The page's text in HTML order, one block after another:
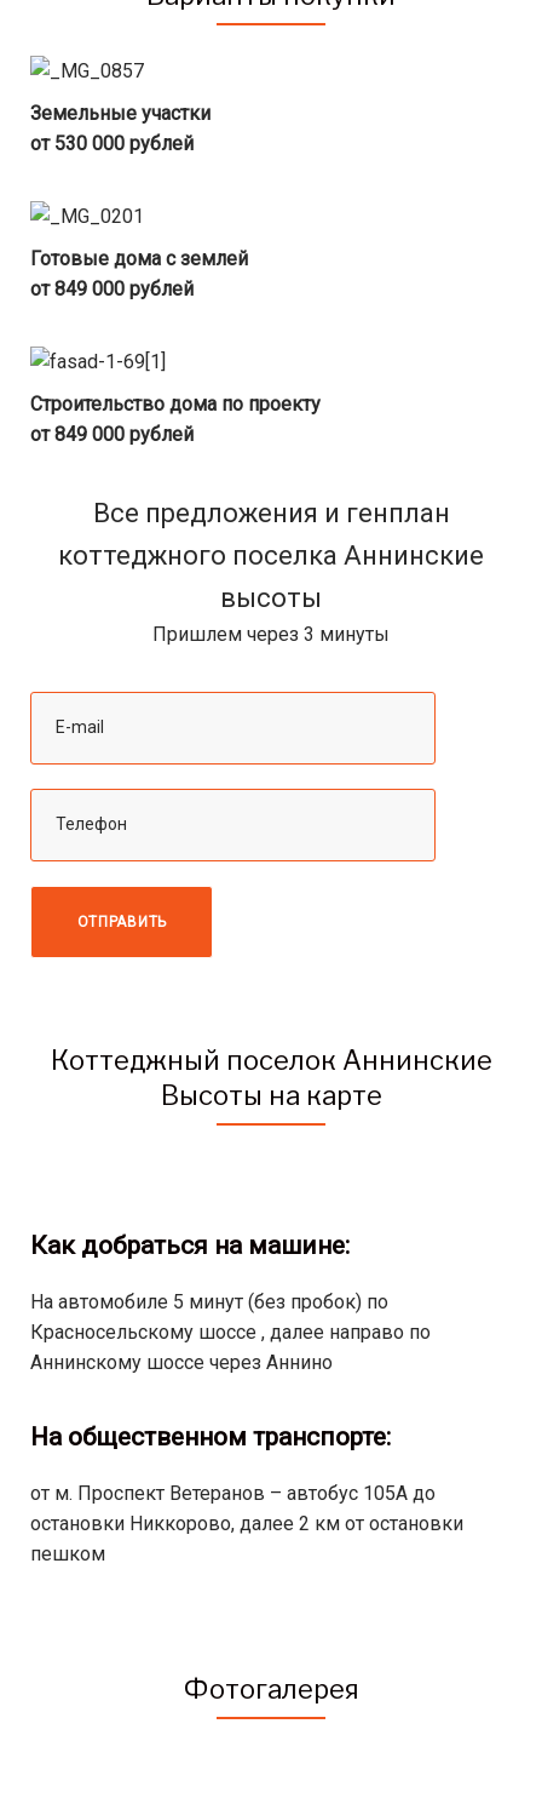
Земельные участки
от 530 000 рублей
Готовые дома с землей
от 849 000 рублей
Строительство дома по проекту
от 849 000 рублей
Все предложения и генплан
коттеджного поселка Аннинские
высоты
Пришлем через 3 минуты
Коттеджный поселок Аннинские
Высоты на карте
Как добраться на машине:
На автомобиле 5 минут (без пробок) по
Красносельскому шоссе , далее направо по
Аннинскому шоссе через Аннино
На общественном транспорте:
от м. Проспект Ветеранов – автобус 105А до
остановки Никкорово, далее 2 км от остановки
пешком
Фотогалерея